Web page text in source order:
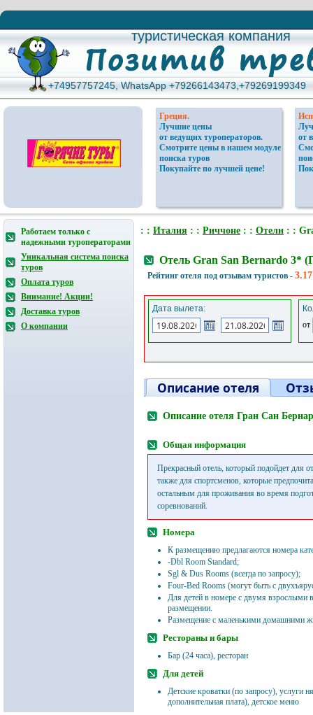
туристическая компания
туристическая компания
+74957757245, WhatsApp +79266143473,+79269199349
+74957757245, WhatsApp +79266143473,+79269199349
Греция.
Лучшие цены
от ведущих туроператоров.
Смотрите цены в нашем модуле
поиска туров
Покупайте по лучшей цене!
от
Работаем только с
надежными туроператорами
Уникальная система поиска
туров
Оплата туров
Внимание! Акции!
Доставка туров
О компании
: : Италия : : Риччоне : : Отели : :
Отель Gran San Bernardo 3*
Рейтинг отеля под отзывам туристов -
Дата вылета:
от
Описание отеля
Описание отеля Гран Сан
Общая информация
Прекрасный отель, который подойдет для
также для спортсменов, которые
остальным для проживания во время
соревнований.
Номера
К размещению предлагаются номера
-Dbl Room Standard;
Sgl & Dus Rooms (всегда по запросу);
Four-Bed Rooms (могут быть с
Для детей в номере с двумя взрослыми
размещении.
Размещение с маленькими домашними
Рестораны и бары
Бар (24 часа), ресторан
Для детей
Детские кроватки (по запросу), услуги
дополнительная плата), детское меню